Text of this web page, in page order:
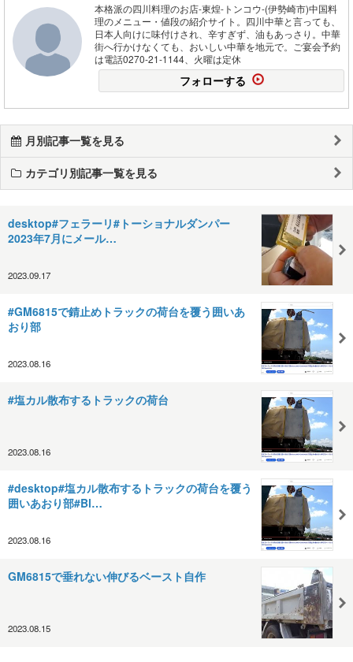
本格派の四川料理のお店-東煌-トンコウ-(伊勢崎市)中国料
理のメニュー・値段の紹介サイト。四川中華と言っても、
日本人向けに味付けされ、辛すぎず、油もあっさり。中華
街へ行かけなくても、おいしい中華を地元で。ご宴会予約
は電話0270-21-1144、火曜は定休
フォローする
月別記事一覧を見る
カテゴリ別記事一覧を見る
desktop#フェラーリ#トーショナルダンパー
2023年7月にメール…
2023.09.17
#GM6815で錆止めトラックの荷台を覆う囲いあ
おり部
2023.08.16
#塩カル散布するトラックの荷台
2023.08.16
#desktop#塩カル散布するトラックの荷台を覆う
囲いあおり部#Bl…
2023.08.16
GM6815で垂れない伸びるベースト自作
2023.08.15